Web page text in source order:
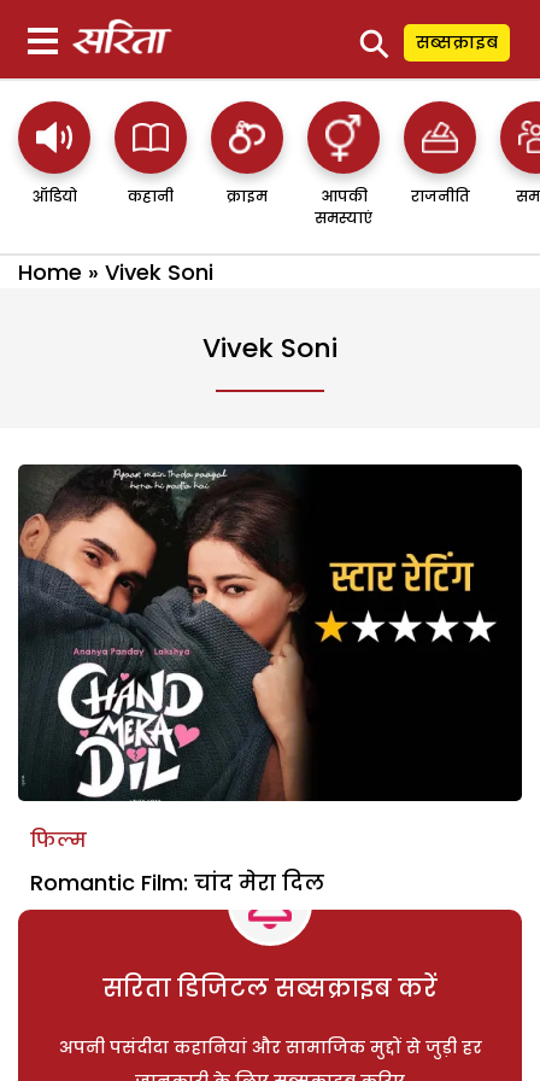
⚲ सब्सक्राइब
ऑडियो कहानी क्राइम
आपकी
समस्याएं
राजनीति
Home » Vivek Soni
Vivek Soni
फिल्म
Romantic Film: चांद मेरा दिल
सरिता डिजिटल सब्सक्राइब करें
अपनी पसंदीदा कहानियां और सामाजिक मुद्दों से जुड़ी हर